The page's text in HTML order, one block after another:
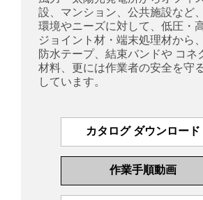
設、マンション、公共施設など
環境やニーズに対して、低圧・
ジョイント材・端末処理材から
防水テープ、結束バンドや コネ
材料、更には作業者の安全を守
しています。
カタログ ダウンロード
作業手順動画